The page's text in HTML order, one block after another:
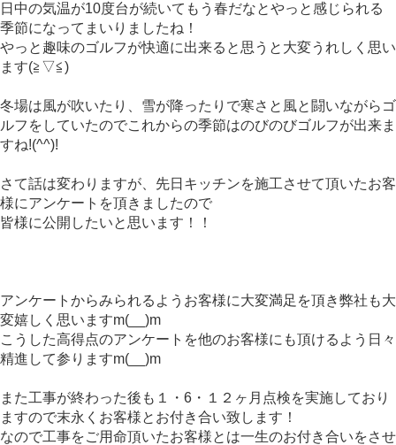
日中の気温が10度台が続いてもう春だなとやっと感じられる
季節になってまいりましたね！
やっと趣味のゴルフが快適に出来ると思うと大変うれしく思い
ます(≧▽≦)
冬場は風が吹いたり、雪が降ったりで寒さと風と闘いながらゴ
ルフをしていたのでこれからの季節はのびのびゴルフが出来ま
すね!(^^)!
さて話は変わりますが、先日キッチンを施工させて頂いたお客
様にアンケートを頂きましたので
皆様に公開したいと思います！！
アンケートからみられるようお客様に大変満足を頂き弊社も大
変嬉しく思いますm(__)m
こうした高得点のアンケートを他のお客様にも頂けるよう日々
精進して参りますm(__)m
また工事が終わった後も１・6・１２ヶ月点検を実施しており
ますので末永くお客様とお付き合い致します！
なので工事をご用命頂いたお客様とは一生のお付き合いをさせ